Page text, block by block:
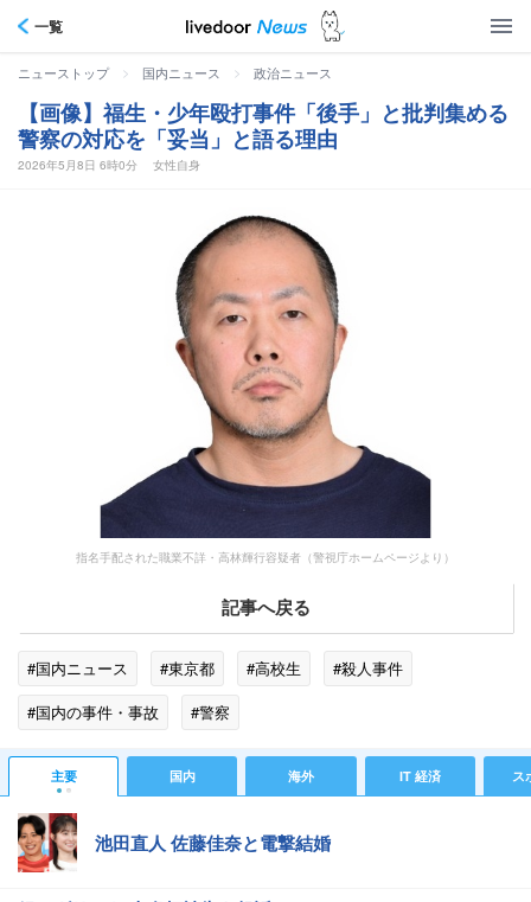
一覧
ニューストップ > 国内ニュース > 政治ニュース
【画像】福生・少年殴打事件「後手」と批判集める
警察の対応を「妥当」と語る理由
2026年5月8日 6時0分 女性自身
指名手配された職業不詳・高林輝行容疑者（警視庁ホームページより）
記事へ戻る
#国内ニュース #東京都 #高校生
#殺人事件
#国内の事件・事故
#警察
主要 国内 海外 IT 経済 ス
池田直人 佐藤佳奈と電撃結婚